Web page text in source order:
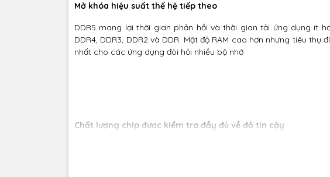
Mở khóa hiệu suất thế hệ tiếp theo
DDR5 mang lại thời gian phản hồi và thời gian tải ứng dụng ít
DDR4, DDR3, DDR2 và DDR. Mật độ RAM cao hơn nhưng tiêu thụ
nhất cho các ứng dụng đòi hỏi nhiều bộ nhớ
Chất lượng chip được kiểm tra đầy đủ về độ tin cậy